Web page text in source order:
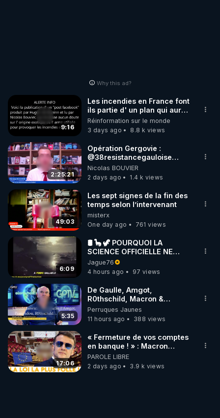
Why this ad?
9:16
Les incendies en France font
ils partie d' un plan qui aurait
débuté le 11 septembre 2001
?
Réinformation sur le monde
3 days ago
8.8 k views
2:25:21
Opération Gergovie :
‪@38resistancegauloise‬
‪@MarionSigautOfficiel‬
‪@gladysriifard5710‬ Laëtitia
Nicolas BOUVIER
2 days ago
1.4 k views
49:03
Les sept signes de la fin des
temps selon l’intervenant
misterx
One day ago
761 views
6:09
🛢 🦕 🦖 POURQUOI LA
SCIENCE OFFICIELLE NE
CONNAÎT-ELLE PAS LA VRAIE
ORIGINE DU PÉTROLE ?
Jague76
4 hours ago
97 views
5:35
De Gaulle, Amgot,
R0thschild, Macron &
Pompidou… Macron Claude
Janvier, GPTV, 18 X 2024
Perruques Jaunes
11 hours ago
388 views
17:06
« Fermeture de vos comptes
en banque ! » : Macron
impose une loi folle !
PAROLE LIBRE
2 days ago
3.9 k views